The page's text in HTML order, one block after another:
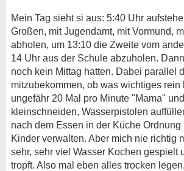
Mein Tag sieht si aus: 5:40 Uhr
Großen, mit Jugendamt, mit Vormund,
abholen, um 13:10 die Zweite vom
14 Uhr aus der Schule abzuholen.
noch kein Mittag hatten. Dabei parallel
mitzubekommen, ob was wichtiges
ungefähr 20 Mal pro Minute "Mama"
kleinschneiden, Wasserpistolen
nach dem Essen in der Küche
Kinder verwalten. Aber mich nie richtig
sehr, sehr viel Wasser Kochen gespielt
tropft. Also mal eben alles trocken